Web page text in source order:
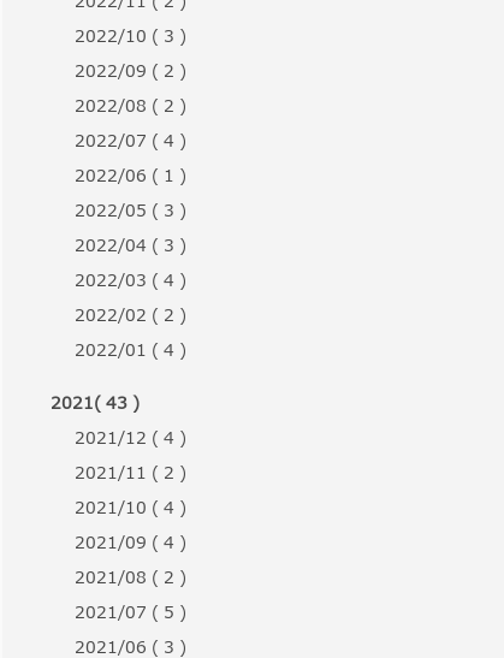
2022/10 ( 3 )
2022/09 ( 2 )
2022/08 ( 2 )
2022/07 ( 4 )
2022/06 ( 1 )
2022/05 ( 3 )
2022/04 ( 3 )
2022/03 ( 4 )
2022/02 ( 2 )
2022/01 ( 4 )
2021( 43 )
2021/12 ( 4 )
2021/11 ( 2 )
2021/10 ( 4 )
2021/09 ( 4 )
2021/08 ( 2 )
2021/07 ( 5 )
2021/06 ( 3 )